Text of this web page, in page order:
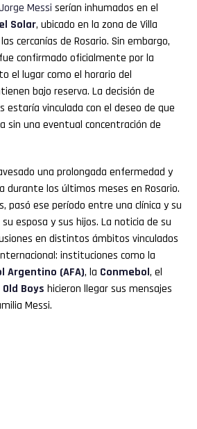
Messi serían inhumados en el
Solar, ubicado en la zona de Villa
cercanías de Rosario. Sin embargo,
confirmado oficialmente por la
el lugar como el horario del
bajo reserva. La decisión de
estaría vinculada con el deseo de que
sin una eventual concentración de
una prolongada enfermedad y
durante los últimos meses en Rosario.
pasó ese período entre una clínica y su
esposa y sus hijos. La noticia de su
en distintos ámbitos vinculados
instituciones como la
Argentino (AFA), la Conmebol, el
Old Boys hicieron llegar sus mensajes
Messi.